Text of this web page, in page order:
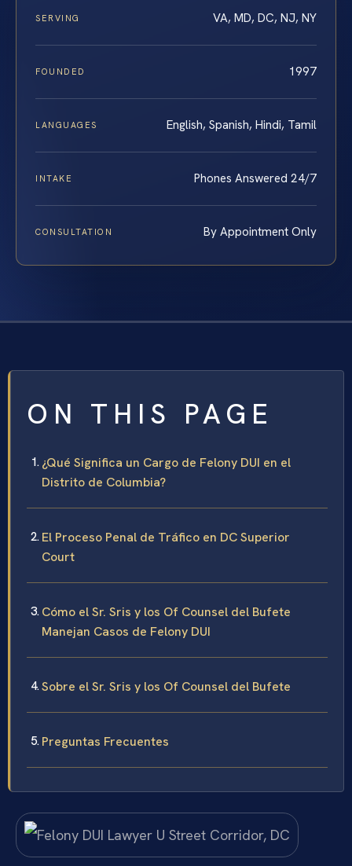
SERVING VA, MD, DC, NJ, NY
FOUNDED 1997
LANGUAGES English, Spanish, Hindi, Tamil
INTAKE Phones Answered 24/7
CONSULTATION By Appointment Only
ON THIS PAGE
¿Qué Significa un Cargo de Felony DUI en el
Distrito de Columbia?
El Proceso Penal de Tráfico en DC Superior
Court
Cómo el Sr. Sris y los Of Counsel del Bufete
Manejan Casos de Felony DUI
Sobre el Sr. Sris y los Of Counsel del Bufete
Preguntas Frecuentes